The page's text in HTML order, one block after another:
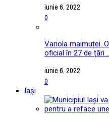
iunie 6, 2022
0
Variola maimuței.
oficial în 27 de țări ...
iunie 6, 2022
0
Iași